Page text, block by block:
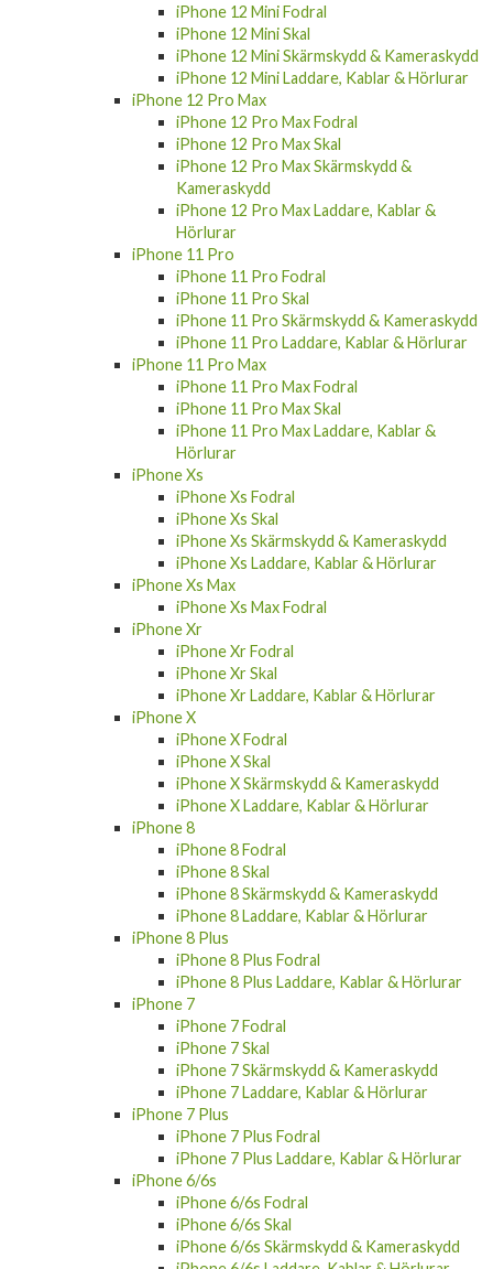
iPhone 12 Mini Fodral
iPhone 12 Mini Skal
iPhone 12 Mini Skärmskydd & Kameraskydd
iPhone 12 Mini Laddare, Kablar & Hörlurar
iPhone 12 Pro Max
iPhone 12 Pro Max Fodral
iPhone 12 Pro Max Skal
iPhone 12 Pro Max Skärmskydd &
Kameraskydd
iPhone 12 Pro Max Laddare, Kablar &
Hörlurar
iPhone 11 Pro
iPhone 11 Pro Fodral
iPhone 11 Pro Skal
iPhone 11 Pro Skärmskydd & Kameraskydd
iPhone 11 Pro Laddare, Kablar & Hörlurar
iPhone 11 Pro Max
iPhone 11 Pro Max Fodral
iPhone 11 Pro Max Skal
iPhone 11 Pro Max Laddare, Kablar &
Hörlurar
iPhone Xs
iPhone Xs Fodral
iPhone Xs Skal
iPhone Xs Skärmskydd & Kameraskydd
iPhone Xs Laddare, Kablar & Hörlurar
iPhone Xs Max
iPhone Xs Max Fodral
iPhone Xr
iPhone Xr Fodral
iPhone Xr Skal
iPhone Xr Laddare, Kablar & Hörlurar
iPhone X
iPhone X Fodral
iPhone X Skal
iPhone X Skärmskydd & Kameraskydd
iPhone X Laddare, Kablar & Hörlurar
iPhone 8
iPhone 8 Fodral
iPhone 8 Skal
iPhone 8 Skärmskydd & Kameraskydd
iPhone 8 Laddare, Kablar & Hörlurar
iPhone 8 Plus
iPhone 8 Plus Fodral
iPhone 8 Plus Laddare, Kablar & Hörlurar
iPhone 7
iPhone 7 Fodral
iPhone 7 Skal
iPhone 7 Skärmskydd & Kameraskydd
iPhone 7 Laddare, Kablar & Hörlurar
iPhone 7 Plus
iPhone 7 Plus Fodral
iPhone 7 Plus Laddare, Kablar & Hörlurar
iPhone 6/6s
iPhone 6/6s Fodral
iPhone 6/6s Skal
iPhone 6/6s Skärmskydd & Kameraskydd